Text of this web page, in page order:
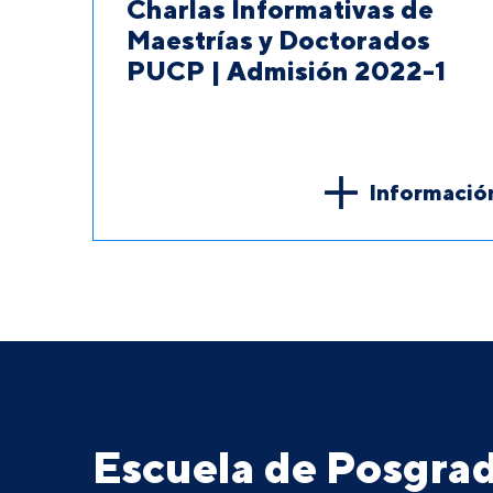
Charlas Informativas de
Maestrías y Doctorados
PUCP | Admisión 2022-1
Escuela de